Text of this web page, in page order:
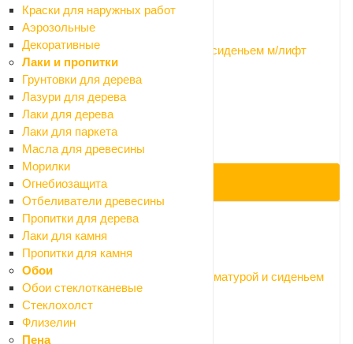
Краски для наружных работ
Аэрозольные
Декоративные
Лаки и пропитки
Грунтовки для дерева
Лазури для дерева
Лаки для дерева
Лаки для паркета
Масла для древесины
Морилки
Огнебиозащита
Отбеливатели древесины
Пропитки для дерева
Лаки для камня
Пропитки для камня
Обои
Обои стеклотканевые
Стеклохолст
Флизелин
Пена
Код: 085518
Унитаз подвесной Santek Бореаль с сиденьем м/лифт
Нет в наличии
Арт.: 1.WH30.2.205
7 155 ₽
7 950 ₽
-10%
Экономия 795 ₽
Код: 052365
Унитаз с бачком Santek Аллегро с арматурой и сиденьем
Дюропласт
Нет в наличии
Арт.: 1.WH30.1.954